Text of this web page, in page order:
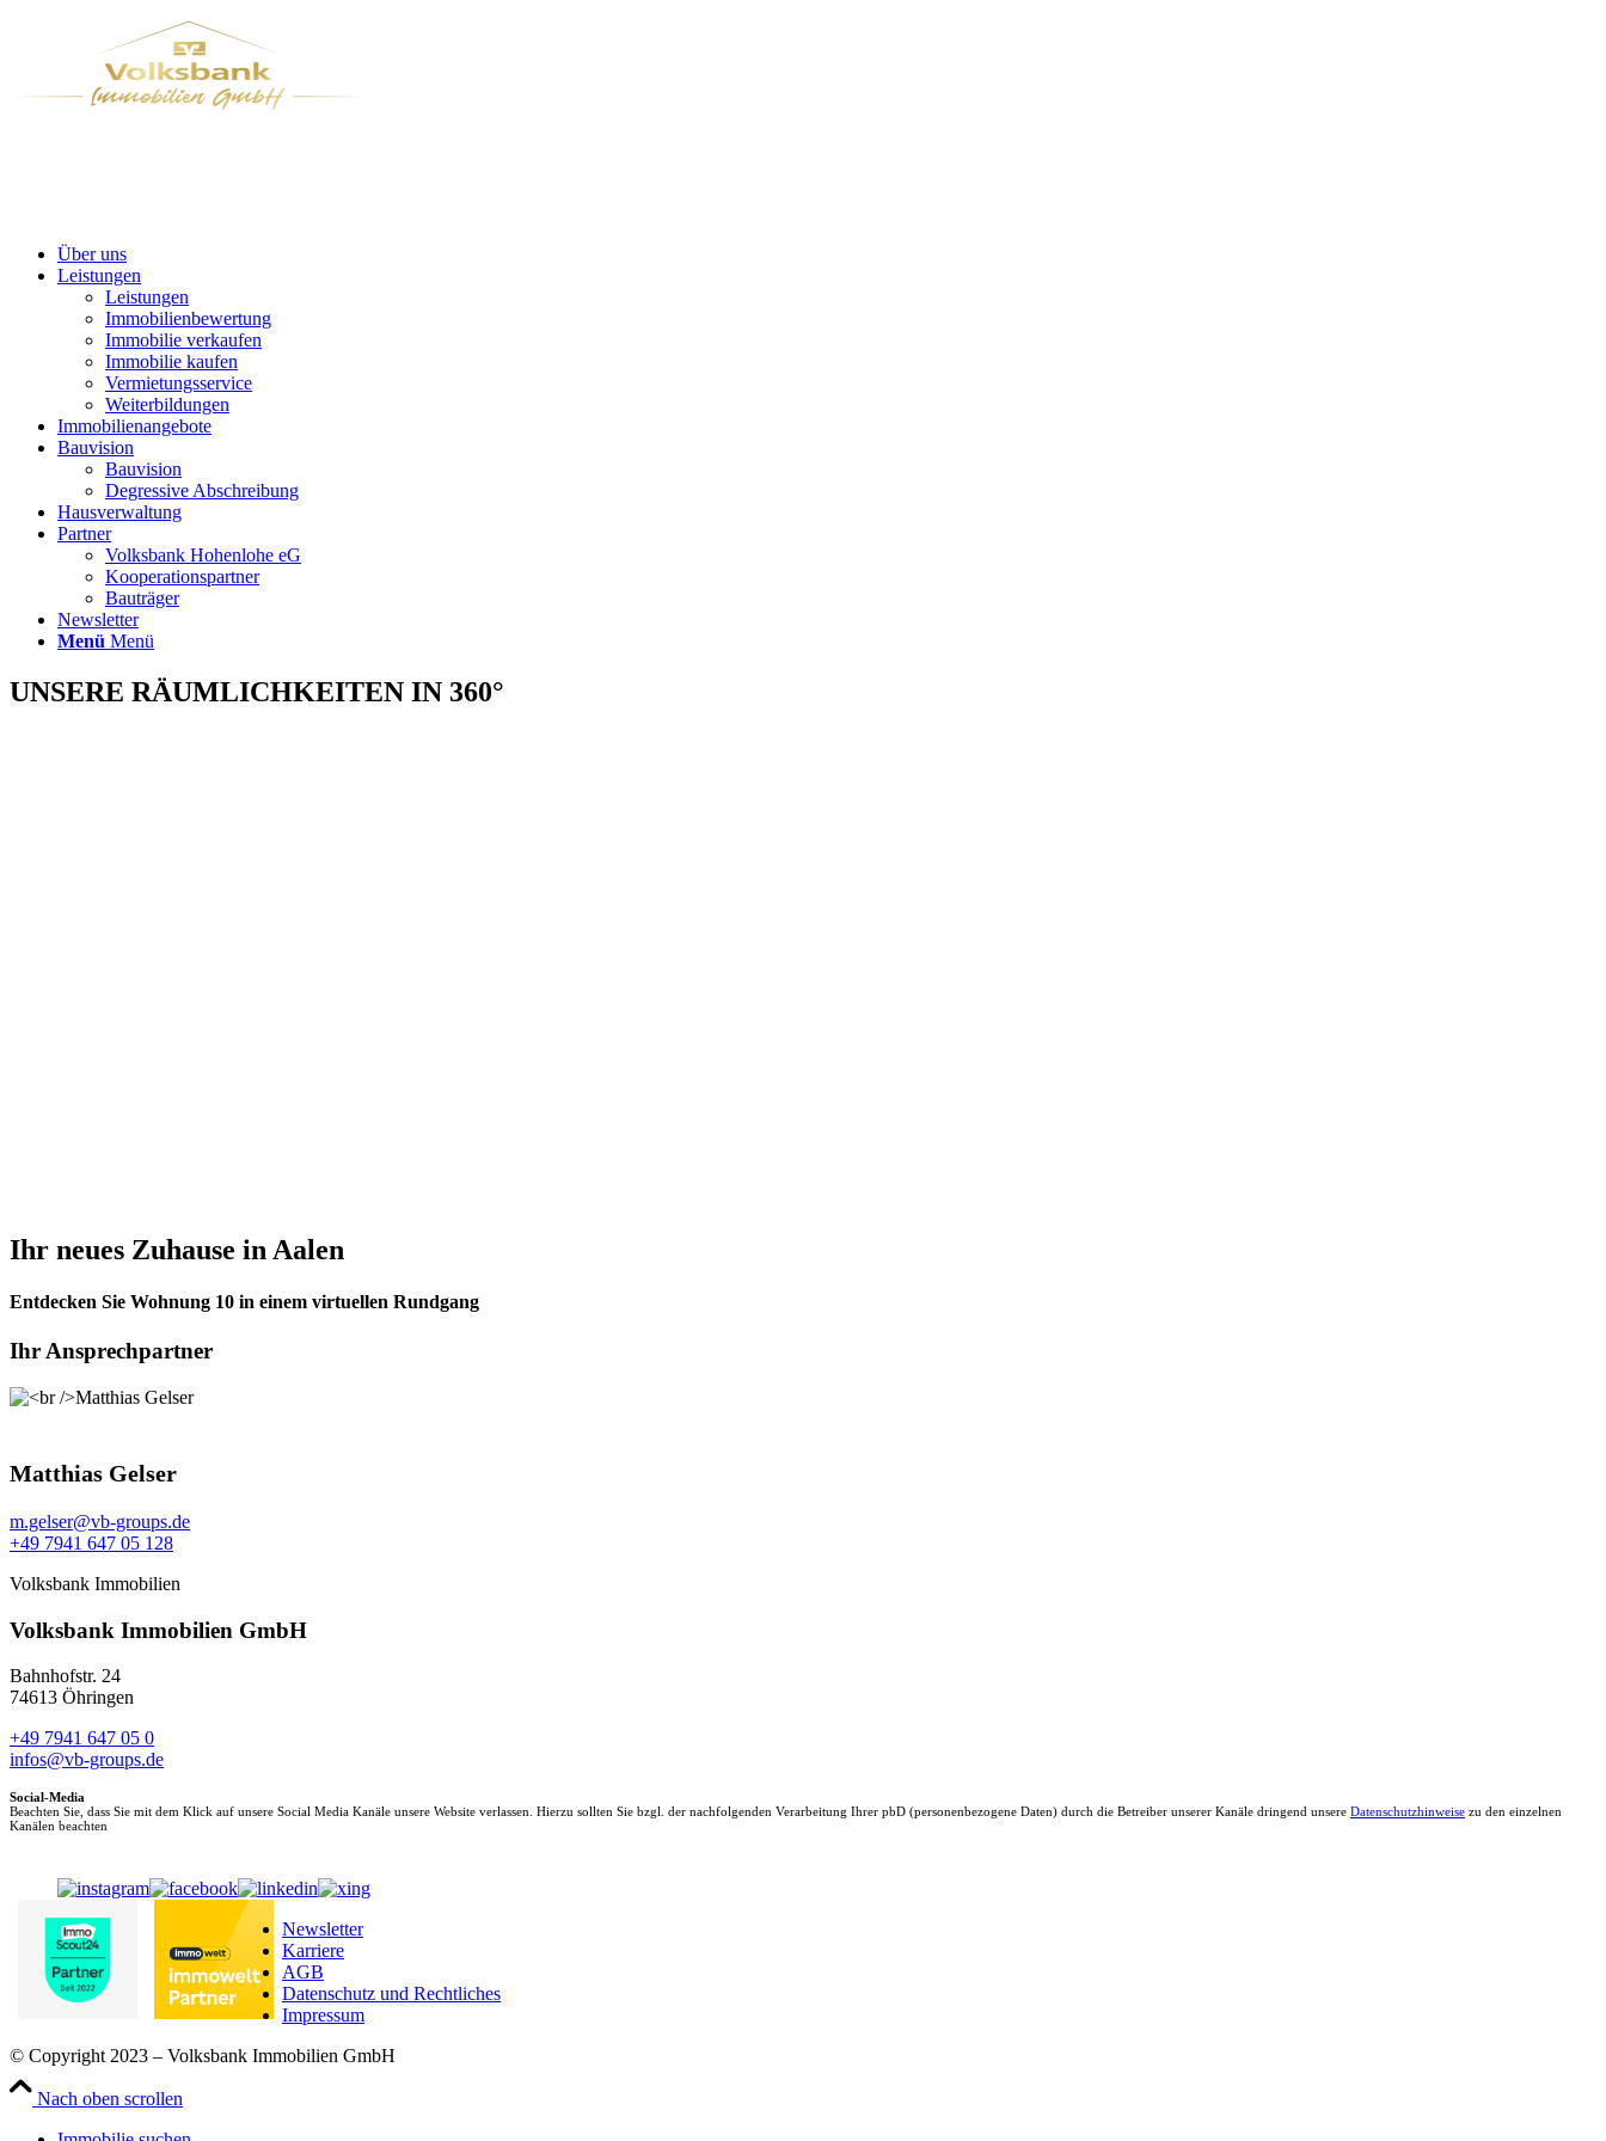
Über uns
Leistungen
Leistungen
Immobilienbewertung
Immobilie verkaufen
Immobilie kaufen
Vermietungsservice
Weiterbildungen
Immobilienangebote
Bauvision
Bauvision
Degressive Abschreibung
Hausverwaltung
Partner
Volksbank Hohenlohe eG
Kooperationspartner
Bauträger
Newsletter
Menü Menü
UNSERE RÄUMLICHKEITEN IN 360°
Ihr neues Zuhause in Aalen
Entdecken Sie Wohnung 10 in einem virtuellen Rundgang
Ihr Ansprechpartner
Matthias Gelser
m.gelser@vb-groups.de
+49 7941 647 05 128
Volksbank Immobilien
Volksbank Immobilien GmbH
Bahnhofstr. 24
74613 Öhringen
+49 7941 647 05 0
infos@vb-groups.de
Social-Media
Beachten Sie, dass Sie mit dem Klick auf unsere Social Media Kanäle unsere Website verlassen. Hierzu sollten Sie bzgl. der nachfolgenden Verarbeitung Ihrer pbD (personenbezogene Daten) durch die Betreiber unserer Kanäle dringend unsere Datenschutzhinweise zu den einzelnen
Kanälen beachten
Newsletter
Karriere
AGB
Datenschutz und Rechtliches
Impressum
© Copyright 2023 – Volksbank Immobilien GmbH
Nach oben scrollen